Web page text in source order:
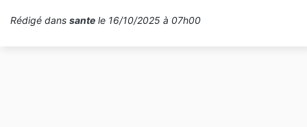
Rédigé dans sante le 16/10/2025 à 07h00